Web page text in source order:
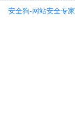
安全狗-网站安全专家